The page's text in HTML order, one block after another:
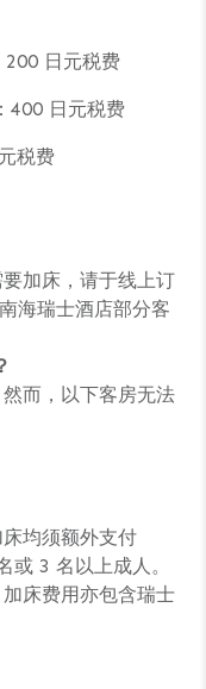
日元税费
400 日元税费
税费
加床，请于线上订
海瑞士酒店部分客
而，以下客房无法
均须额外支付
或 3 名以上成人。
床费用亦包含瑞士